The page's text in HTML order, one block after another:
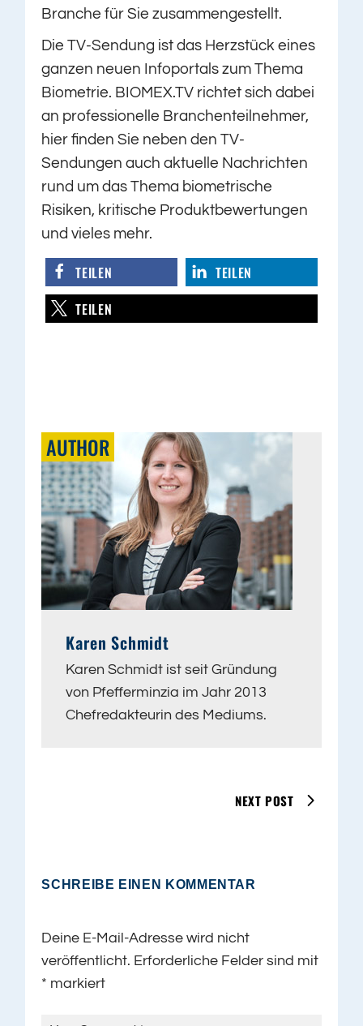
Branche für Sie zusammengestellt.
Die TV-Sendung ist das Herzstück eines
ganzen neuen Infoportals zum Thema
Biometrie. BIOMEX.TV richtet sich dabei
an professionelle Branchenteilnehmer,
hier finden Sie neben den TV-
Sendungen auch aktuelle Nachrichten
rund um das Thema biometrische
Risiken, kritische Produktbewertungen
und vieles mehr.
TEILEN
TEILEN
TEILEN
AUTHOR
Karen Schmidt
Karen Schmidt ist seit Gründung
von Pfefferminzia im Jahr 2013
Chefredakteurin des Mediums.
NEXT POST
SCHREIBE EINEN KOMMENTAR
Deine E-Mail-Adresse wird nicht
veröffentlicht. Erforderliche Felder sind mit
* markiert